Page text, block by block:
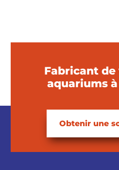
Fabricant
aquariums
Obtenir une